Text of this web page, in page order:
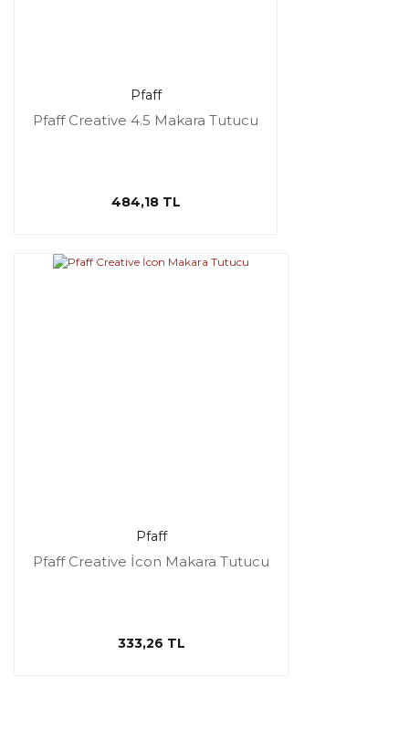
Pfaff
Pfaff Creative 4.5 Makara Tutucu
484,18 TL
Pfaff
Pfaff Creative İcon Makara Tutucu
333,26 TL